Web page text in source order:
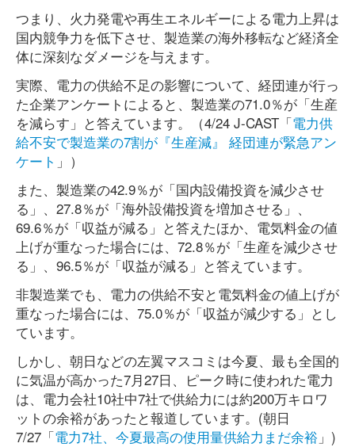
つまり、火力発電や再生エネルギーによる電力上昇は
国内競争力を低下させ、製造業の海外移転など経済全
体に深刻なダメージを与えます。
実際、電力の供給不足の影響について、経団連が行っ
た企業アンケートによると、製造業の71.0％が「生産
を減らす」と答えています。（4/24 J-CAST「電力供
給不安で製造業の7割が『生産減』 経団連が緊急アン
ケート 」）
また、製造業の42.9％が「国内設備投資を減少させ
る」、27.8％が「海外設備投資を増加させる」、
69.6％が「収益が減る」と答えたほか、電気料金の値
上げが重なった場合には、72.8％が「生産を減少させ
る」、96.5％が「収益が減る」と答えています。
非製造業でも、電力の供給不安と電気料金の値上げが
重なった場合には、75.0％が「収益が減少する」とし
ています。
しかし、朝日などの左翼マスコミは今夏、最も全国的
に気温が高かった7月27日、ピーク時に使われた電力
は、電力会社10社中7社で供給力には約200万キロワ
ットの余裕があったと報道しています。(朝日
7/27「電力7社、今夏最高の使用量供給力まだ余裕 」)